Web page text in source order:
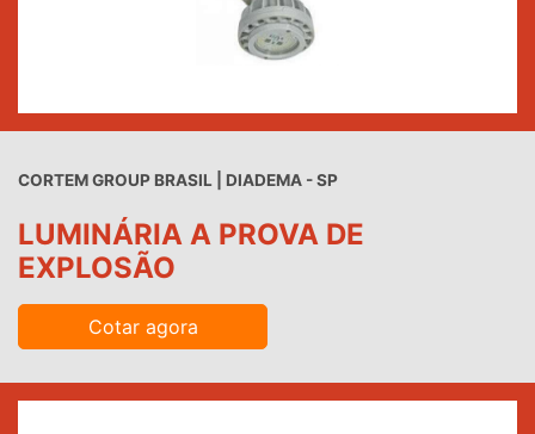
CORTEM GROUP BRASIL | DIADEMA - SP
LUMINÁRIA A PROVA DE
EXPLOSÃO
Cotar agora